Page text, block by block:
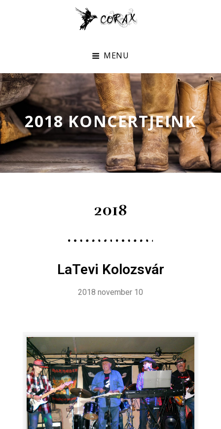
MENU
2018 KONCERTJEINK
2018
LaTevi Kolozsvár
2018 november 10